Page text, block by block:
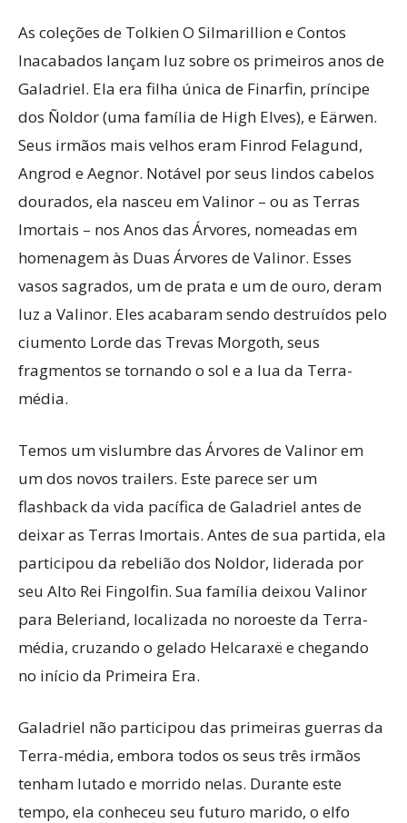
As coleções de Tolkien O Silmarillion e Contos
Inacabados lançam luz sobre os primeiros anos de
Galadriel. Ela era filha única de Finarfin, príncipe
dos Ñoldor (uma família de High Elves), e Eärwen.
Seus irmãos mais velhos eram Finrod Felagund,
Angrod e Aegnor. Notável por seus lindos cabelos
dourados, ela nasceu em Valinor – ou as Terras
Imortais – nos Anos das Árvores, nomeadas em
homenagem às Duas Árvores de Valinor. Esses
vasos sagrados, um de prata e um de ouro, deram
luz a Valinor. Eles acabaram sendo destruídos pelo
ciumento Lorde das Trevas Morgoth, seus
fragmentos se tornando o sol e a lua da Terra-
média.
Temos um vislumbre das Árvores de Valinor em
um dos novos trailers. Este parece ser um
flashback da vida pacífica de Galadriel antes de
deixar as Terras Imortais. Antes de sua partida, ela
participou da rebelião dos Noldor, liderada por
seu Alto Rei Fingolfin. Sua família deixou Valinor
para Beleriand, localizada no noroeste da Terra-
média, cruzando o gelado Helcaraxë e chegando
no início da Primeira Era.
Galadriel não participou das primeiras guerras da
Terra-média, embora todos os seus três irmãos
tenham lutado e morrido nelas. Durante este
tempo, ela conheceu seu futuro marido, o elfo